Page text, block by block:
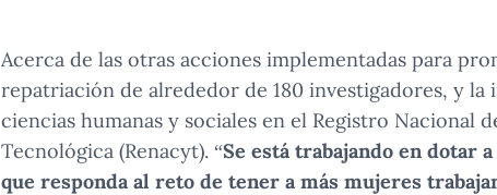
Acerca de las otras acciones implementadas para
repatriación de alrededor de 180 investigadores, y la
ciencias humanas y sociales en el Registro Nacional
Tecnológica (Renacyt). “Se está trabajando en dotar
que responda al reto de tener a más mujeres